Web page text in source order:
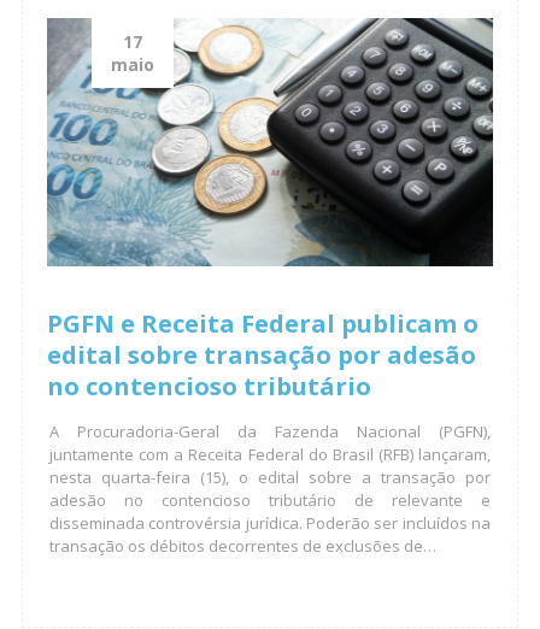
17
maio
PGFN e Receita Federal publicam o
edital sobre transação por adesão
no contencioso tributário
A Procuradoria-Geral da Fazenda Nacional (PGFN),
juntamente com a Receita Federal do Brasil (RFB) lançaram,
nesta quarta-feira (15), o edital sobre a transação por
adesão no contencioso tributário de relevante e
disseminada controvérsia jurídica. Poderão ser incluídos na
transação os débitos decorrentes de exclusões de…